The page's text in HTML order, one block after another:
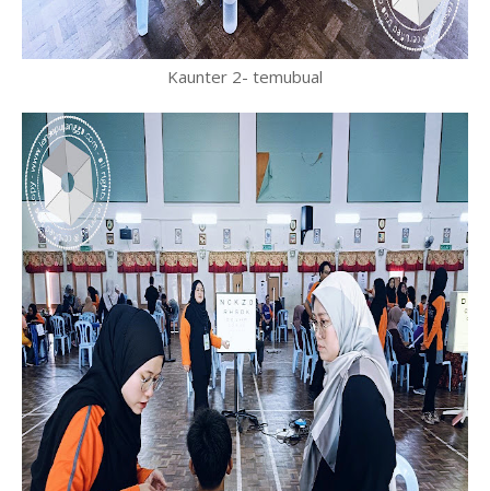
Kaunter 2- temubual